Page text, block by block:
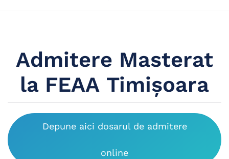
Admitere Masterat
la FEAA Timișoara
Depune aici dosarul de admitere
online